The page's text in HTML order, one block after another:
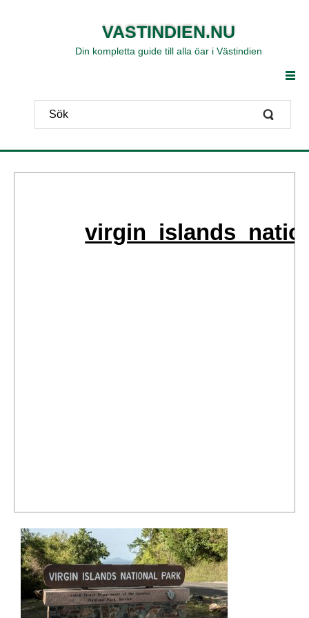
VASTINDIEN.NU
Din kompletta guide till alla öar i Västindien